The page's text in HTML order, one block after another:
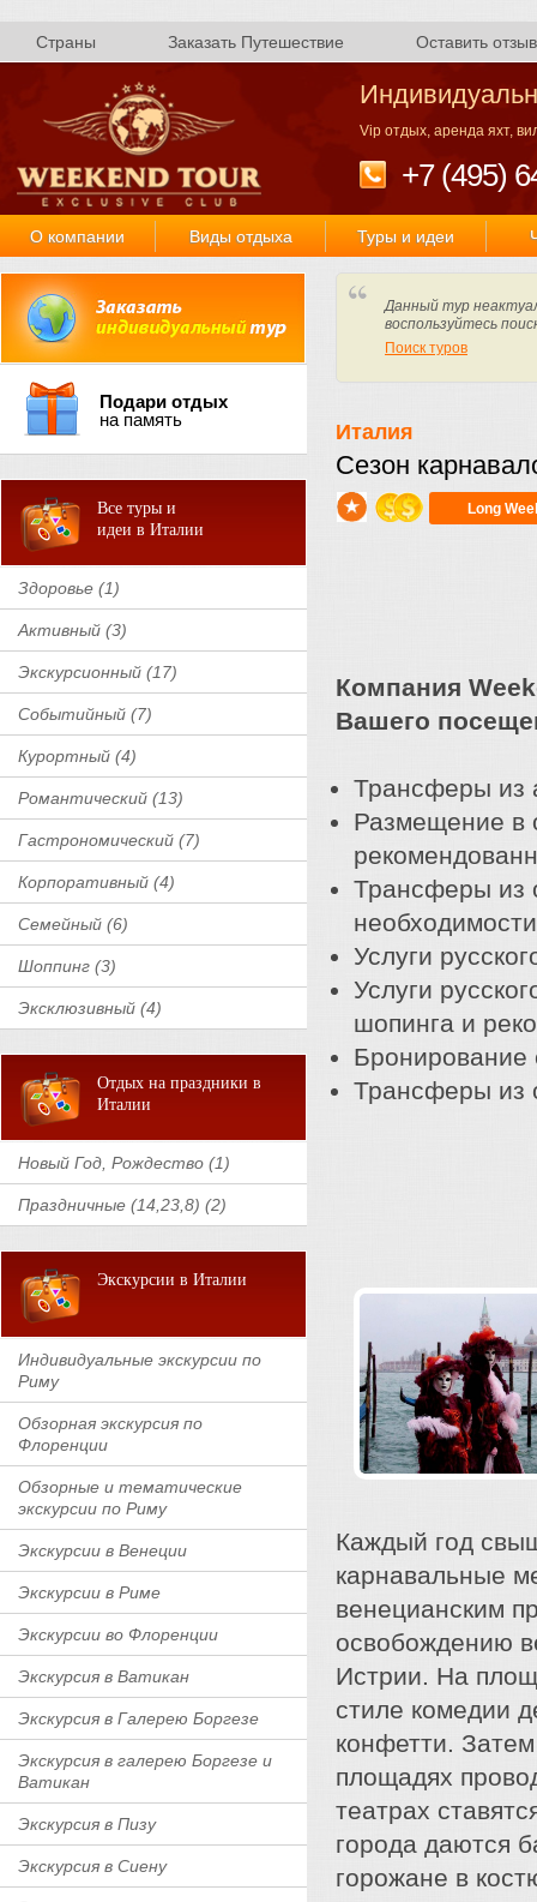
Страны Заказать Путешествие Оставить отзыв
Vip отдых, аренда яхт,
+7 (495)
О компании Виды отдыха Туры и идеи
Подари отдых
на память
Все туры и
идеи в Италии
Здоровье (1)
Активный (3)
Экскурсионный (17)
Событийный (7)
Курортный (4)
Романтический (13)
Гастрономический (7)
Корпоративный (4)
Семейный (6)
Шоппинг (3)
Эксклюзивный (4)
Отдых на праздники в
Италии
Новый Год, Рождество (1)
Праздничные (14,23,8) (2)
Экскурсии в Италии
Индивидуальные экскурсии по
Риму
Обзорная экскурсия по
Флоренции
Обзорные и тематические
экскурсии по Риму
Экскурсии в Венеции
Экскурсии в Риме
Экскурсии во Флоренции
Экскурсия в Ватикан
Экскурсия в Галерею Боргезе
Экскурсия в галерею Боргезе и
Ватикан
Экскурсия в Пизу
Экскурсия в Сиену
Данный тур
воспользуйтесь
Поиск туров
Италия
Сезон
Long
Компания
Вашего
Трансферы из
Размещение в
Трансферы из
Услуги
Услуги
шопинга и
Бронирование
Трансферы из
Каждый год
карнавальные
венецианским
освобождению
Истрии. На
стиле комедии
конфетти.
площадях
театрах
города даются
горожане в